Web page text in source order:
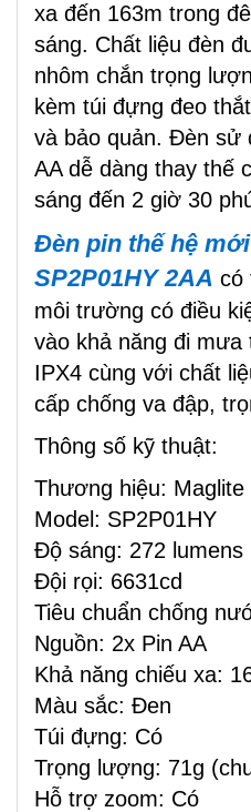
xa đến 163m trong
sáng. Chất liệu đèn
nhôm chắn trọng
kèm túi đựng đeo
và bảo quản. Đèn sử
AA dễ dàng thay thế
sáng đến 2 giờ 30
Đèn pin thế hệ
SP2P01HY 2AA có
môi trường có điều
vào khả năng đi mưa
IPX4 cùng với chất
cấp chống va đập,
Thông số kỹ thuật:
Thương hiệu: Maglite
Model: SP2P01HY
Độ sáng: 272 lumens
Đội rọi: 6631cd
Tiêu chuẩn chống
Nguồn: 2x Pin AA
Khả năng chiếu xa:
Màu sắc: Đen
Túi đựng: Có
Trọng lượng: 71g
Hỗ trợ zoom: Có